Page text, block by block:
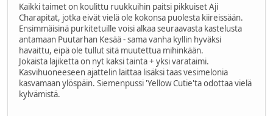
Kaikki taimet on koulittu ruukkuihin paitsi pikkuiset Aji
Charapitat, jotka eivät vielä ole kokonsa puolesta kiireissään.
Ensimmäisinä purkitetuille voisi alkaa seuraavasta kastelusta
antamaan Puutarhan Kesää - sama vanha kyllin hyväksi
havaittu, eipä ole tullut sitä muutettua mihinkään.
Jokaista lajiketta on nyt kaksi tainta + yksi varataimi.
Kasvihuoneeseen ajattelin laittaa lisäksi taas vesimelonia
kasvamaan ylöspäin. Siemenpussi 'Yellow Cutie'ta odottaa vielä
kylvämistä.